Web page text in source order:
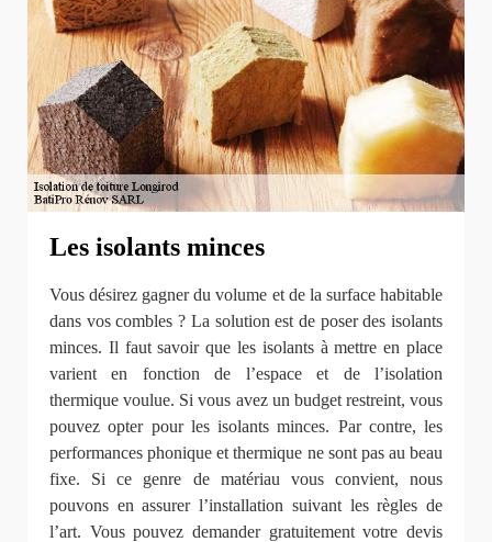
Les isolants minces
Vous désirez gagner du volume et de la surface habitable
dans vos combles ? La solution est de poser des isolants
minces. Il faut savoir que les isolants à mettre en place
varient en fonction de l’espace et de l’isolation
thermique voulue. Si vous avez un budget restreint, vous
pouvez opter pour les isolants minces. Par contre, les
performances phonique et thermique ne sont pas au beau
fixe. Si ce genre de matériau vous convient, nous
pouvons en assurer l’installation suivant les règles de
l’art. Vous pouvez demander gratuitement votre devis